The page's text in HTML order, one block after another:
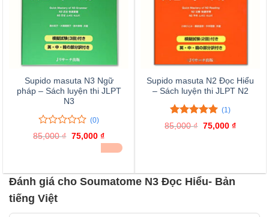
Supido masuta N3 Ngữ
pháp – Sách luyện thi JLPT
N3
0
trên
0
giá
(0)
85,000₫ Giá
75,000 ₫Giá
hiện
tại
Supido masuta N2 Đọc Hiểu
– Sách luyện thi JLPT N2
5.00trên 5
1
đánh giá
(1)
85,000₫ Giá
75,000 ₫Giá
Đánh giá cho Soumatome N3 Đọc Hiểu- Bản
tiếng Việt